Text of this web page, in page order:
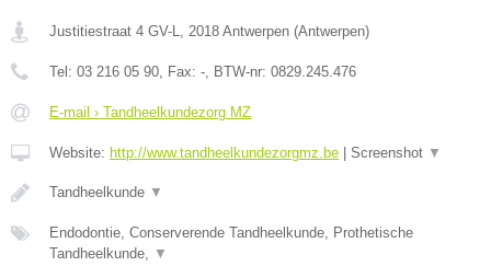
Justitiestraat 4 GV-L 2018 Antwerpen (Antwerpen)
Tel: 03 216 05 90 , Fax: - , BTW-nr: 0829.245.476
E-mail › Tandheelkundezorg MZ
Website: http://www.tandheelkundezorgmz.be Screenshot ▼
Tandheelkunde ▼
Endodontie, Conserverende Tandheelkunde, Prothetische
Tandheelkunde,
▼